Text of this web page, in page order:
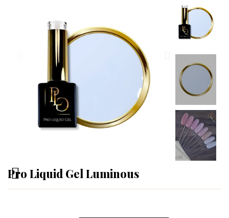
Pro Liquid Gel Luminous